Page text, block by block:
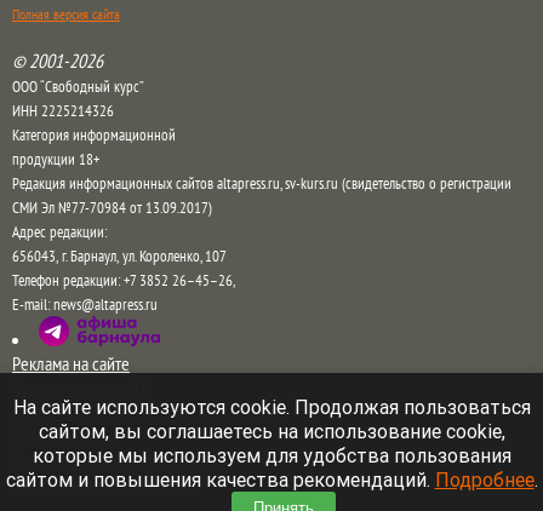
Полная версия сайта
© 2001-2026
ООО “Свободный курс”
ИНН 2225214326
Категория информационной
продукции 18+
Редакция информационных сайтов altapress.ru, sv-kurs.ru (свидетельство о регистрации
СМИ Эл №77-70984 от 13.09.2017)
Адрес редакции:
656043,г. Барнаул,ул. Короленко, 107
Телефон редакции:+7 3852 26–45–26,
E-mail:news@altapress.ru
Реклама на сайте
Прайс на рекламу на сайте и в соцсетях
Обратная связь
Пользовательское соглашение
Правила комментирования
На сайте используются cookie. Продолжая пользоваться
сайтом, вы соглашаетесь на использование cookie,
которые мы используем для удобства пользования
сайтом и повышения качества рекомендаций. Подробнее.